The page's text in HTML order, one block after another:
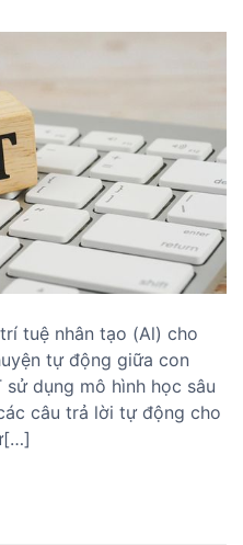
tuệ nhân tạo (Al) cho
tự động giữa con
dụng mô hình học sâu
câu trả lời tự động cho